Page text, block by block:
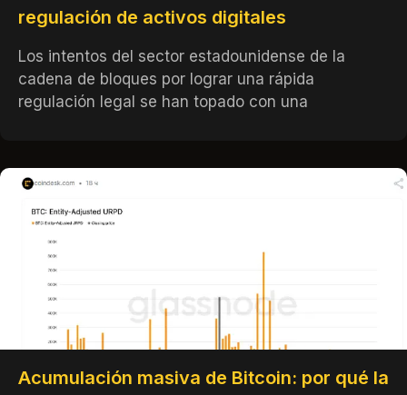
regulación de activos digitales
Los intentos del sector estadounidense de la
cadena de bloques por lograr una rápida
regulación legal se han topado con una
Acumulación masiva de Bitcoin: por qué la